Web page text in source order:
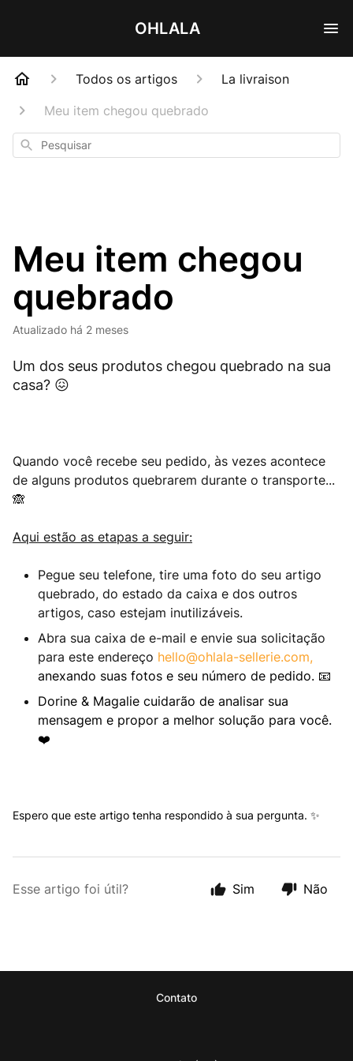
OHLALA
Todos os artigos
La livraison
Meu item chegou quebrado
Pesquisar
Meu item chegou
quebrado
Atualizado há 2 meses
Um dos seus produtos chegou quebrado na sua
casa? 😖
Quando você recebe seu pedido, às vezes acontece
de alguns produtos quebrarem durante o transporte...
🙈
Aqui estão as etapas a seguir:
Pegue seu telefone, tire uma foto do seu artigo
quebrado, do estado da caixa e dos outros
artigos, caso estejam inutilizáveis.
Abra sua caixa de e-mail e envie sua solicitação
para este endereço hello@ohlala-sellerie.com,
anexando suas fotos e seu número de pedido. 📧
Dorine & Magalie cuidarão de analisar sua
mensagem e propor a melhor solução para você.
❤️
Espero que este artigo tenha respondido à sua pergunta. ✨
Esse artigo foi útil? Sim Não
Contato